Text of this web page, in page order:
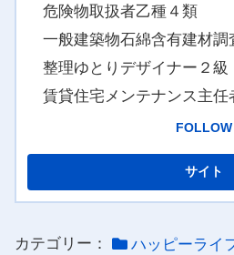
危険物取扱者乙種４類
一般建築物石綿含有建材調
整理ゆとりデザイナー２級
賃貸住宅メンテナンス主任
FOLLOW
カテゴリー： ハッピーライ